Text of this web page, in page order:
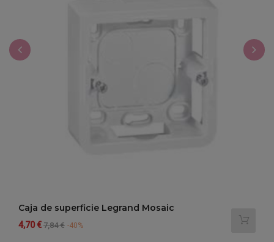
Caja de superficie Legrand Mosaic
Precio
4,70 €Precio
7,84 € -40%